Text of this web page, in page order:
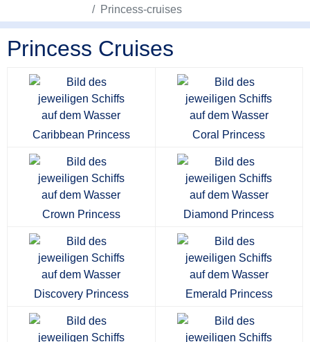
Princess-cruises
Princess Cruises
Caribbean Princess Coral Princess
Crown Princess Diamond Princess
Discovery Princess Emerald Princess